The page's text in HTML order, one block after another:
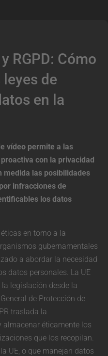
RGPD: Cómo
de
en la
vídeo permite a las
con la privacidad
medida las posibilidades
infracciones de
los datos
en torno a la
gubernamentales
a abordar la necesidad
datos personales. La UE
legislación desde la
de Protección de
traslada la
almacenar éticamente los
que los recopilan.
UE, o que manejan datos